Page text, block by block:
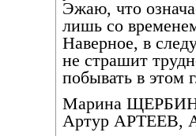
Эжаю, что
лишь со
Наверное, в
не страшит
побывать в этом
Марина
Артур